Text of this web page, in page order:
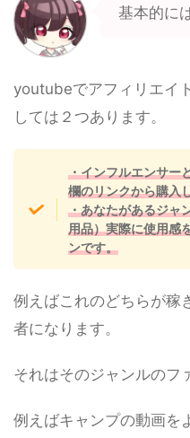
基本的に
youtubeでアフィリエイ
しては２つあります。
・インフルエンサー
欄のリンクから購入
・あなたがあるジャ
用品）実際に使用感
ンです。
例えばこれのどちらが稼
者になります。
それはそのジャンルのフ
例えばキャンプの動画を